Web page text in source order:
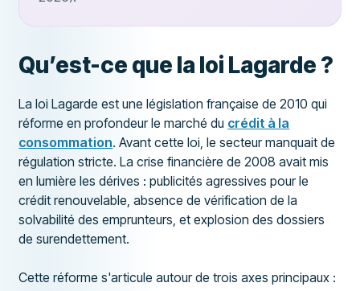
Qu’est-ce que la loi Lagarde ?
La loi Lagarde est une législation française de 2010 qui
réforme en profondeur le marché du crédit à la
consommation. Avant cette loi, le secteur manquait de
régulation stricte. La crise financière de 2008 avait mis
en lumière les dérives : publicités agressives pour le
crédit renouvelable, absence de vérification de la
solvabilité des emprunteurs, et explosion des dossiers
de surendettement.
Cette réforme s'articule autour de trois axes principaux :